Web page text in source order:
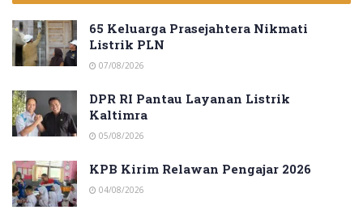
65 Keluarga Prasejahtera Nikmati
Listrik PLN
07/08/2026
DPR RI Pantau Layanan Listrik
Kaltimra
05/08/2026
KPB Kirim Relawan Pengajar 2026
04/08/2026